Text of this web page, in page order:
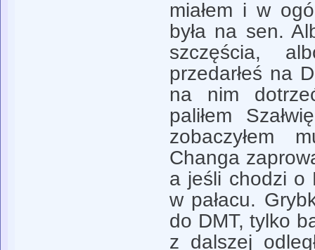
miałem i w
była na sen.
szczęścia,
przedarłeś na
na nim
paliłem
zobaczyłem
Changa
a jeśli chodzi o
w pałacu.
do DMT, tylko
z dalszej